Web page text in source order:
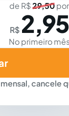
de R$29,50por
R$ 2,95
No primeiro
cancele